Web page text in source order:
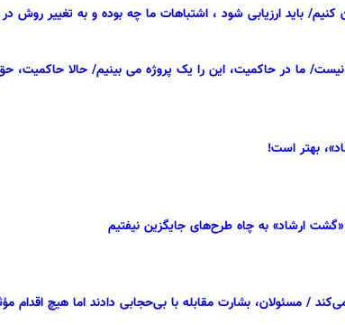
باید ارزیابی شود ، اشتباهات ما چه بوده و به تغییر روش
ما در حاکمیت، این را یک پروژه می بینیم/ حالا حاکمیت، حق
بهتر است!
ارشاد» به چاه طرح‌های جایگزین نیفتیم
مسئولان، بشارت مقابله با بی‌حجابی دادند اما هیچ اقدام